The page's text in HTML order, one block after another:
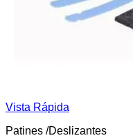
Vista Rápida
Patines /Deslizantes